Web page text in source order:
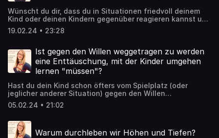
Wünscht du dir, dass du in Situationen friedvoll deinem
Kind oder deinen Kindern gegenüber reagieren kannst und
Lösungen (mit ihnen) findest? Erkenne, was dafür wichtig
ist.
19.02.24 • 23:28
Ist gegen den Willen weggetragen zu werden
eine Enttäuschung, mit der Kinder umgehen
lernen "müssen"?
Hast du dein Kind schon öfters vom Spielplatz (oder
jeglicher anderer Situation) gegen den Willen
weggetragen? Dann ist diese Folge heute für dich und
beleuchtet natürliche und unnatürliche Enttäuschungen,
"Elterliche Führung und liebevolle Begleitung".
05.02.24 • 21:02
Warum durchleben wir Höhen und Tiefen?